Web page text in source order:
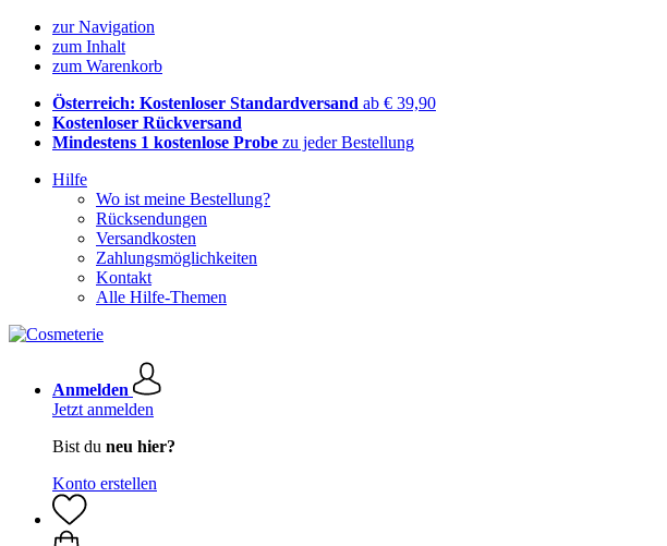
zur Navigation
zum Inhalt
zum Warenkorb
Österreich: Kostenloser Standardversand ab € 39,90
Kostenloser Rückversand
Mindestens 1 kostenlose Probe zu jeder Bestellung
Hilfe
Wo ist meine Bestellung?
Rücksendungen
Versandkosten
Zahlungsmöglichkeiten
Kontakt
Alle Hilfe-Themen
Anmelden
Jetzt anmelden
Bist du neu hier?
Konto erstellen